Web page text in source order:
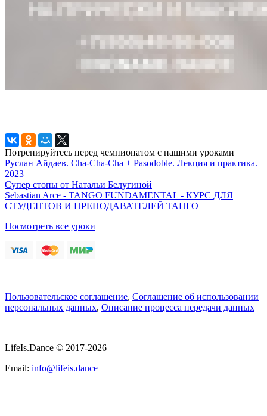
Потренируйтесь перед чемпионатом с нашими уроками
Руслан Айдаев. Cha-Cha-Cha + Pasodoble. Лекция и практика.
2023
Супер стопы от Натальи Белугиной
Sebastian Arce - TANGO FUNDAMENTAL - КУРС ДЛЯ
СТУДЕНТОВ И ПРЕПОДАВАТЕЛЕЙ ТАНГО
Посмотреть все уроки
Пользовательское соглашение, Соглашение об использовании
персональных данных, Описание процесса передачи данных
LifeIs.Dance © 2017-2026
Email: info@lifeis.dance